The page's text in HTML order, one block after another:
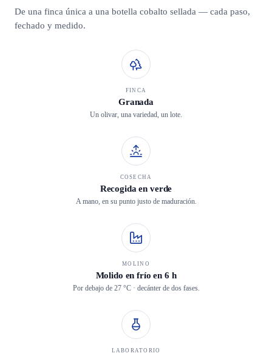
De una finca única a una botella cobalto sellada — cada paso,
fechado y medido.
FINCA
Granada
Un olivar, una variedad, un lote.
COSECHA
Recogida en verde
A mano, en su punto justo de maduración.
MOLINO
Molido en frío en 6 h
Por debajo de 27 °C · decánter de dos fases.
LABORATORIO